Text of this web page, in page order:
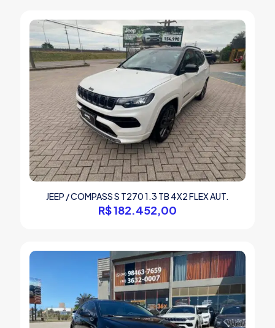
JEEP / COMPASS S T270 1.3 TB 4X2 FLEX AUT.
R$182.452,00